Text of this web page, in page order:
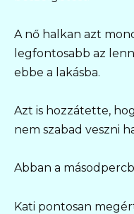
A nő halkan azt
legfontosabb az
ebbe a lakásba.
Azt is hozzátette,
nem szabad veszni
Abban a
Kati pontosan